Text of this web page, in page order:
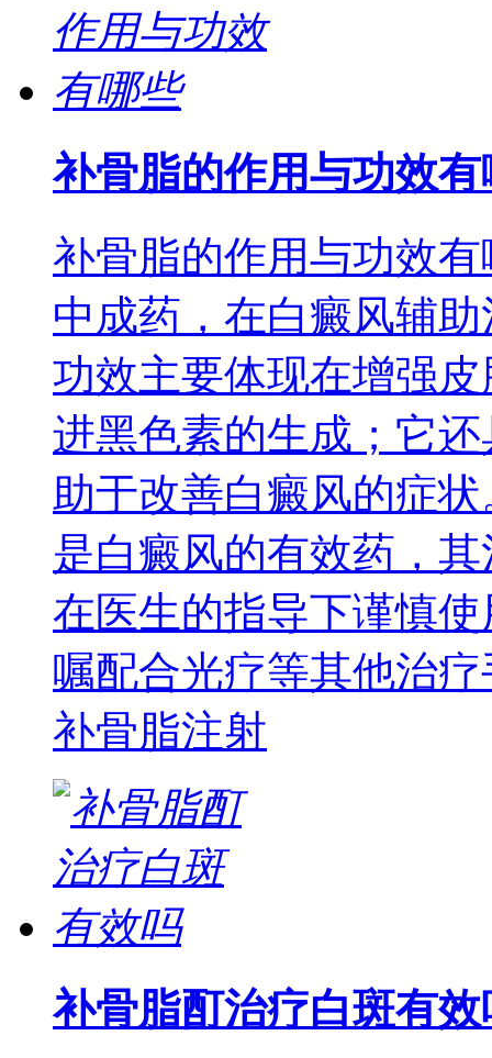
补骨脂的作用与功效有
补骨脂的作用与功效
中成药，在白癜风辅
功效主要体现在增强
进黑色素的生成；它
助于改善白癜风的症
是白癜风的有效药，
在医生的指导下谨慎
嘱配合光疗等其他治
补骨脂注射
补骨脂酊治疗白斑有效